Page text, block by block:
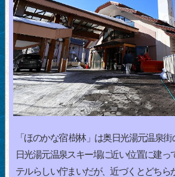
「ほのかな宿 樹林」は奥日光湯元温泉街
日光湯元温泉スキー場に近い位置に建っ
テルらしい佇まいだが、近づくとどちら